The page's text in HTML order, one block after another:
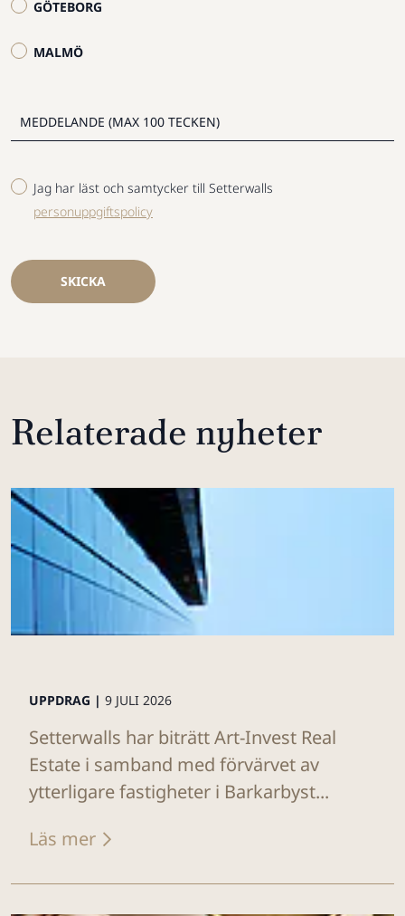
GÖTEBORG
MALMÖ
Jag har läst och samtycker till Setterwalls
personuppgiftspolicy
SKICKA
Relaterade nyheter
UPPDRAG | 9 JULI 2026
Setterwalls har biträtt Art-Invest Real
Estate i samband med förvärvet av
ytterligare fastigheter i Barkarbyst...
Läs mer